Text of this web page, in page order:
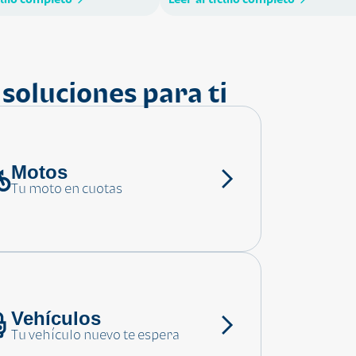
para ti
Motos
Tu moto en cuotas
Vehículos
Tu vehículo nuevo te espera